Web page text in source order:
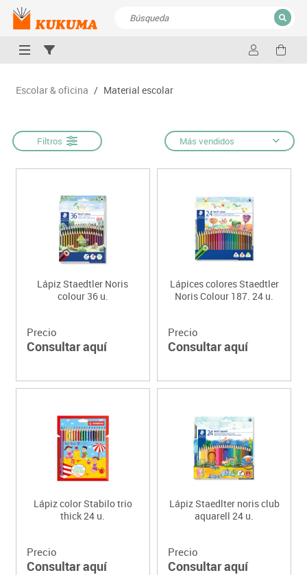
CERRAR
Escolar & oficina / Material escolar
Filtros Más vendidos
Lápiz Staedtler Noris
colour 36 u.
Precio
Consultar aquí
Lápices colores Staedtler
Noris Colour 187. 24 u.
Precio
Consultar aquí
Lápiz color Stabilo trio
thick 24 u.
Precio
Consultar aquí
Lápiz Staedlter noris club
aquarell 24 u.
Precio
Consultar aquí